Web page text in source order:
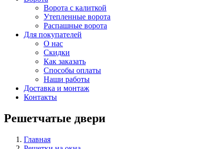
Ворота с калиткой
Утепленные ворота
Распашные ворота
Для покупателей
О нас
Скидки
Как заказать
Способы оплаты
Наши работы
Доставка и монтаж
Контакты
Решетчатые двери
Главная